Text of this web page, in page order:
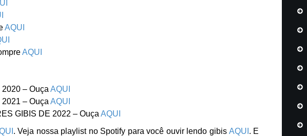
AQUI
AQUI
– Ouça AQUI
– Ouça AQUI
GIBIS DE 2022 – Ouça AQUI
. Veja nossa playlist no Spotify para você ouvir lendo gibis AQUI . E